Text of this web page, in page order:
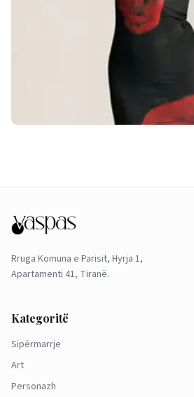
Rruga Komuna e Parisit, Hyrja 1,
Apartamenti 41, Tiranë.
Kategoritë
Sipërmarrje
Art
Personazh